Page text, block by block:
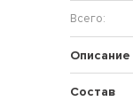
Описание
Состав